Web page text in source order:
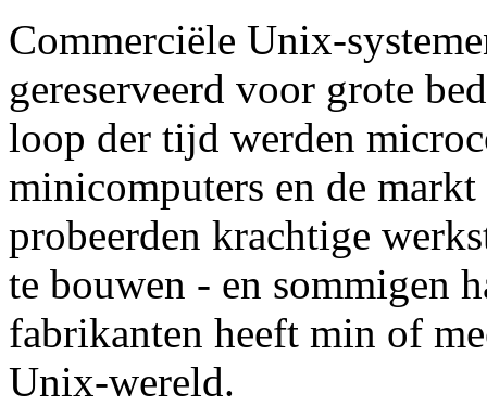
Commerciële Unix-
gereserveerd voor grote
loop der tijd werden
minicomputers en de
probeerden krachtige
te bouwen - en sommigen
fabrikanten heeft min of
Unix-wereld.